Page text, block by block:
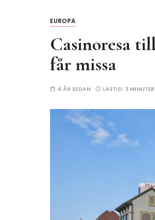
EUROPA
Casinoresa
får missa
4 ÅR SEDAN LÄSTID: 3 MINUTER